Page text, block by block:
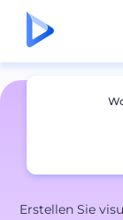
Erstellen Sie